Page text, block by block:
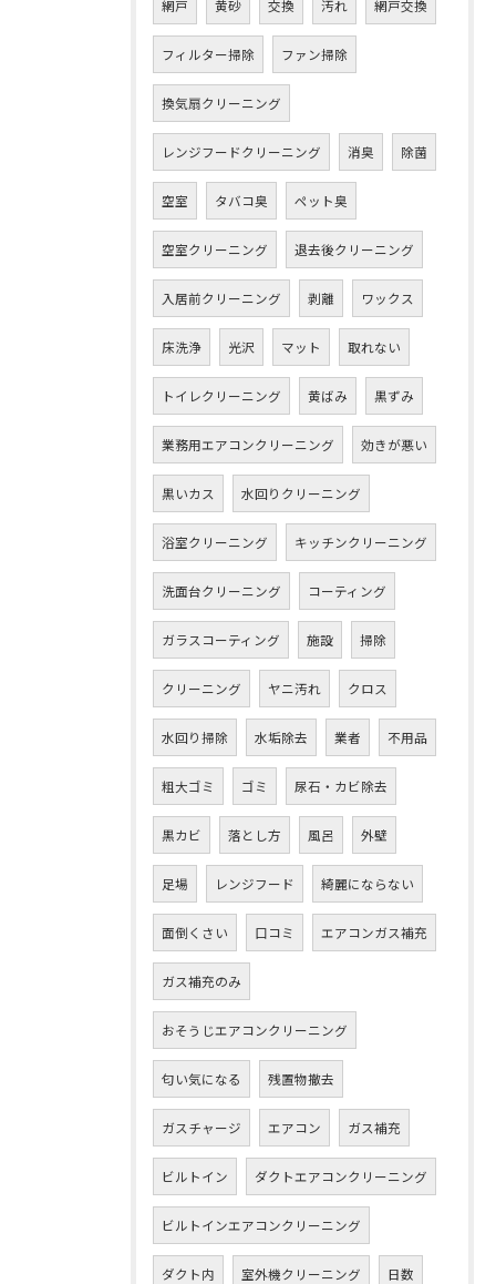
網戸 黄砂 交換 汚れ 網戸交換
フィルター掃除 ファン掃除
換気扇クリーニング
レンジフードクリーニング 消臭 除菌
空室 タバコ臭 ペット臭
空室クリーニング 退去後クリーニング
入居前クリーニング 剥離 ワックス
床洗浄 光沢 マット 取れない
トイレクリーニング 黄ばみ 黒ずみ
業務用エアコンクリーニング 効きが悪い
黒いカス 水回りクリーニング
浴室クリーニング キッチンクリーニング
洗面台クリーニング コーティング
ガラスコーティング 施設 掃除
クリーニング ヤニ汚れ クロス
水回り掃除 水垢除去 業者 不用品
粗大ゴミ ゴミ 尿石・カビ除去
黒カビ 落とし方 風呂 外壁
足場 レンジフード 綺麗にならない
面倒くさい 口コミ エアコンガス補充
ガス補充のみ
おそうじエアコンクリーニング
匂い気になる 残置物撤去
ガスチャージ エアコン ガス補充
ビルトイン ダクトエアコンクリーニング
ビルトインエアコンクリーニング
ダクト内 室外機クリーニング 日数